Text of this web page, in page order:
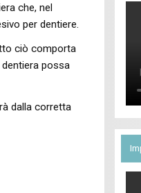
che, nel
per dentiere.
ciò comporta
possa
dalla corretta